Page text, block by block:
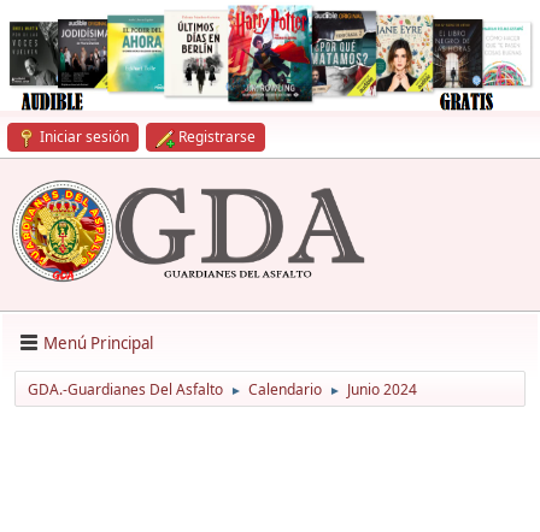
Iniciar sesión Registrarse
Menú Principal
GDA.-Guardianes Del Asfalto ► Calendario ► Junio 2024